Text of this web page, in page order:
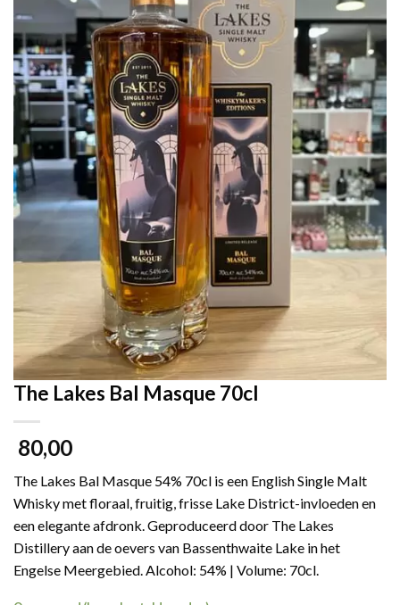
The Lakes Bal Masque 70cl
80,00
The Lakes Bal Masque 54% 70cl is een English Single Malt
Whisky met floraal, fruitig, frisse Lake District-invloeden en
een elegante afdronk. Geproduceerd door The Lakes
Distillery aan de oevers van Bassenthwaite Lake in het
Engelse Meergebied. Alcohol: 54% | Volume: 70cl.